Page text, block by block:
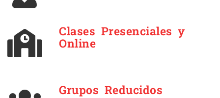
Clases Presenciales y
Online
Grupos Reducidos